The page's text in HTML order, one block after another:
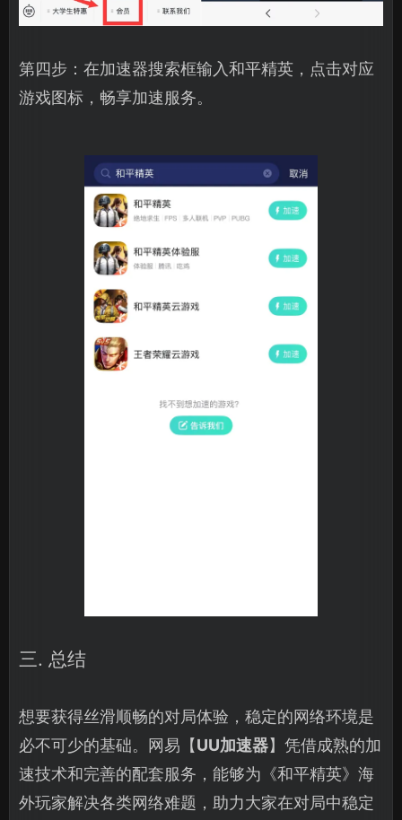
第四步：在加速器搜索框输入和平精英，点击对应
游戏图标，畅享加速服务。
三. 总结
想要获得丝滑顺畅的对局体验，稳定的网络环境是
必不可少的基础。网易【UU加速器】凭借成熟的加
速技术和完善的配套服务，能够为《和平精英》海
外玩家解决各类网络难题，助力大家在对局中稳定